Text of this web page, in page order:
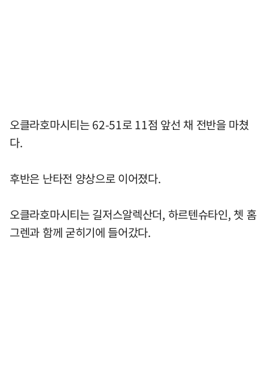
오클라호마시티는 62-51로 11점 앞선 채 전반을 마쳤
다.
후반은 난타전 양상으로 이어졌다.
오클라호마시티는 길저스알렉산더, 하르텐슈타인, 쳇 홈
그렌과 함께 굳히기에 들어갔다.